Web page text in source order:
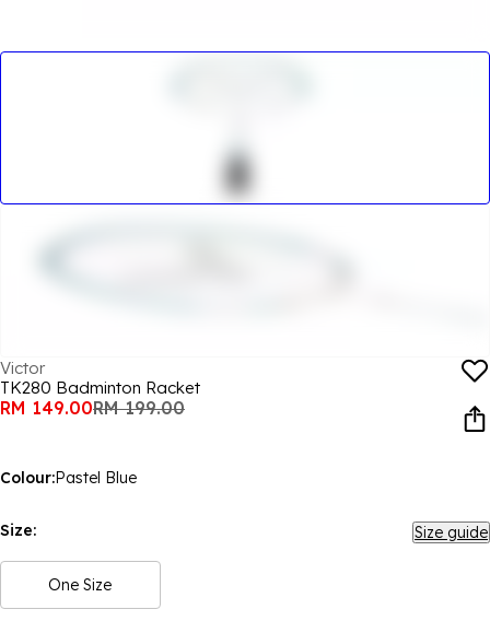
Victor
TK280 Badminton Racket
RM 149.00RM 199.00
Colour:Pastel Blue
Size: Size guide
One Size